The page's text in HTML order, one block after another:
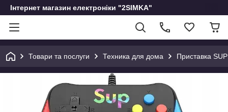
Інтернет магазин електроніки "2SIMKA"
Товари та послуги Техника для дома Приставка